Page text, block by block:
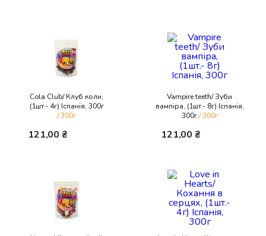
Cola Club/ Клуб коли,
(1шт.- 4г) Іспанія, 300г
/ 300г
121,00₴
Vampire teeth/ Зуби
вампіра, (1шт.- 8г) Іспанія,
300г / 300г
121,00₴